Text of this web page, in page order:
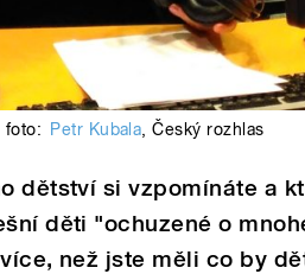
foto: Petr Kubala,Český rozhlas
dětství si vzpomínáte a
děti "ochuzené o
než jste měli co by